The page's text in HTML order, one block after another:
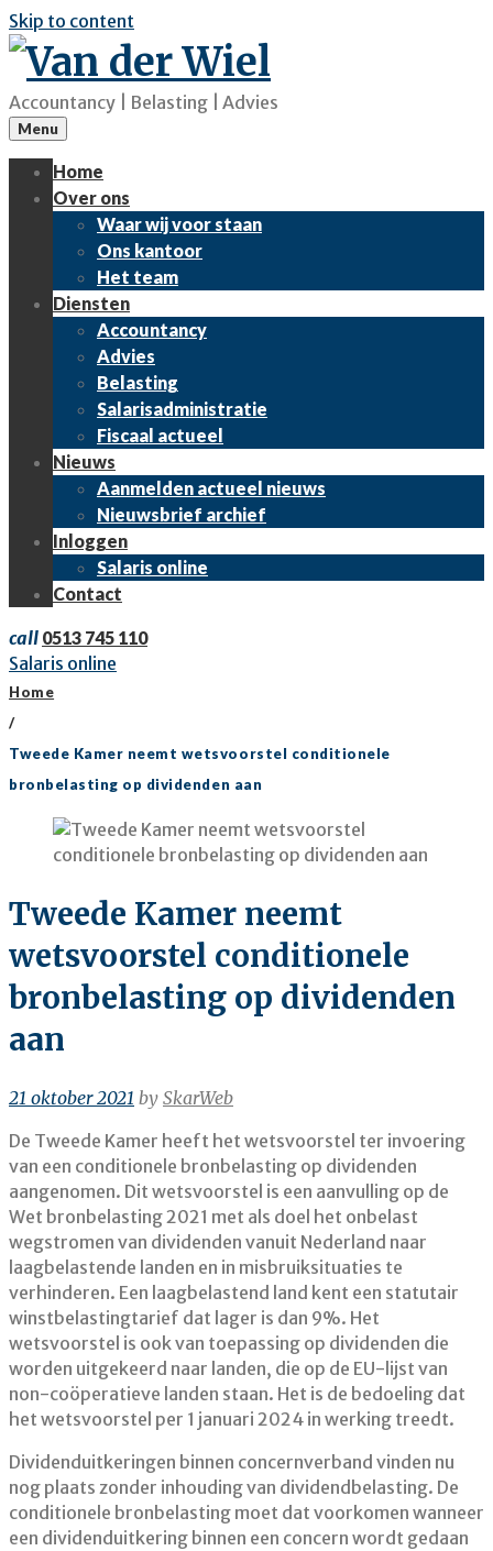
Skip to content
Accountancy | Belasting | Advies
Menu
Home
Over ons
Waar wij voor staan
Ons kantoor
Het team
Diensten
Accountancy
Advies
Belasting
Salarisadministratie
Fiscaal actueel
Nieuws
Aanmelden actueel nieuws
Nieuwsbrief archief
Inloggen
Salaris online
Contact
call 0513 745 110
Salaris online
Home
/
Tweede Kamer neemt wetsvoorstel conditionele
bronbelasting op dividenden aan
Tweede Kamer neemt
wetsvoorstel conditionele
bronbelasting op dividenden
aan
21 oktober 2021 by SkarWeb
De Tweede Kamer heeft het wetsvoorstel ter invoering
van een conditionele bronbelasting op dividenden
aangenomen. Dit wetsvoorstel is een aanvulling op de
Wet bronbelasting 2021 met als doel het onbelast
wegstromen van dividenden vanuit Nederland naar
laagbelastende landen en in misbruiksituaties te
verhinderen. Een laagbelastend land kent een statutair
winstbelastingtarief dat lager is dan 9%. Het
wetsvoorstel is ook van toepassing op dividenden die
worden uitgekeerd naar landen, die op de EU-lijst van
non-coöperatieve landen staan. Het is de bedoeling dat
het wetsvoorstel per 1 januari 2024 in werking treedt.
Dividenduitkeringen binnen concernverband vinden nu
nog plaats zonder inhouding van dividendbelasting. De
conditionele bronbelasting moet dat voorkomen wanneer
een dividenduitkering binnen een concern wordt gedaan